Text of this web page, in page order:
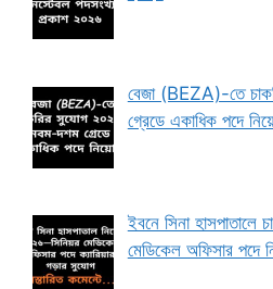
বেজা (BEZA)-তে
গ্রেডে একাধিক পদে
ইবনে সিনা
মেডিকেল অফিসার পদে